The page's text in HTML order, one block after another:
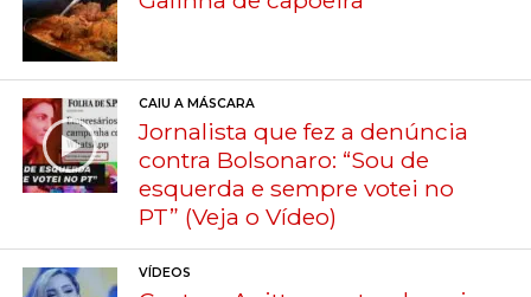
CAIU A MÁSCARA
Jornalista que fez a denúncia
contra Bolsonaro: “Sou de
esquerda e sempre votei no
PT” (Veja o Vídeo)
VÍDEOS